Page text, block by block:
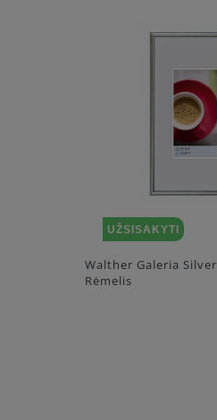
UŽSISAKYTI
Walther Galeria
Rėmelis